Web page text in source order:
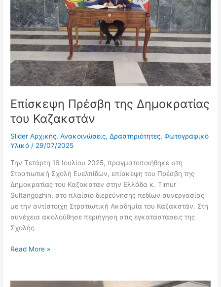
Επίσκεψη Πρέσβη της Δημοκρατίας
του Καζακστάν
Slider Αρχικής,Ανακοινώσεις,Δραστηριότητες,Φωτογραφικό
Υλικό / 29/07/2025
Την Τετάρτη 16 Ιουλίου 2025, πραγματοποιήθηκε στη
Στρατιωτική Σχολή Ευελπίδων, επίσκεψη του Πρέσβη της
Δημοκρατίας του Καζακστάν στην Ελλάδα κ. Timur
Sultangozhin, στο πλαίσιο διερεύνησης πεδίων συνεργασίας
με την αντίστοιχη Στρατιωτική Ακαδημία του Καζακστάν. Στη
συνέχεια ακολούθησε περιήγηση στις εγκαταστάσεις της
Σχολής.
Read More »